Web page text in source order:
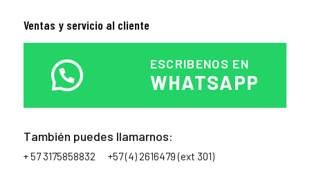
Ventas y servicio al cliente
ESCRIBENOS EN
WHATSAPP
También puedes llamarnos:
+ 57 3175858832 +57 (4) 2616479 (ext 301)